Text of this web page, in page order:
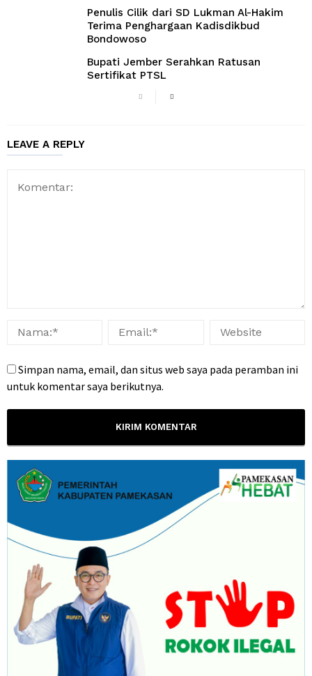
Penulis Cilik dari SD Lukman Al-Hakim
Terima Penghargaan Kadisdikbud
Bondowoso
Bupati Jember Serahkan Ratusan
Sertifikat PTSL
LEAVE A REPLY
Simpan nama, email, dan situs web saya pada peramban ini
untuk komentar saya berikutnya.